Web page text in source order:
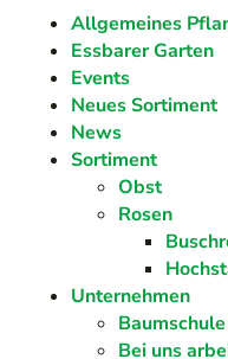
Allgemeines
Essbarer Garten
Events
Neues Sortiment
News
Sortiment
Obst
Rosen
Unternehmen
Bei uns